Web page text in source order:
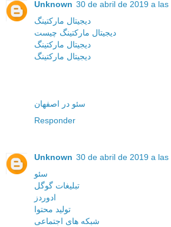
Unknown 30 de abril de 2019 a las
دیجیتال مارکتینگ
دیجیتال مارکتینگ چیست
دیجیتال مارکتینگ
دیجیتال مارکتینگ
سئو در اصفهان
Responder
Unknown 30 de abril de 2019 a las
سئو
تبلیغات گوگل
ادوردز
تولید محتوا
شبکه های اجتماعی